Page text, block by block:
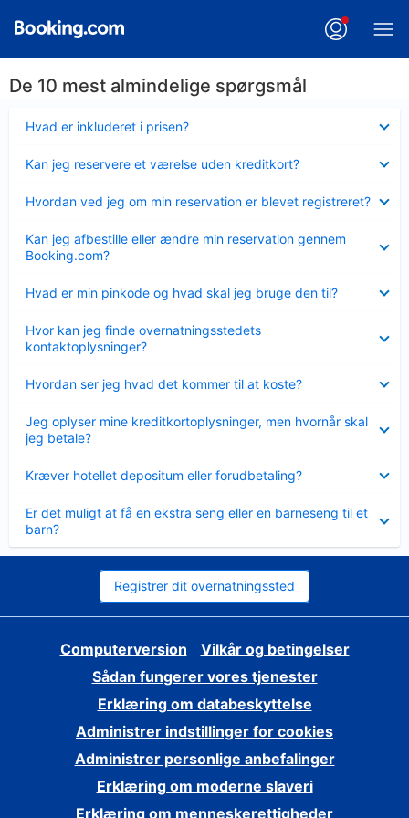
De 10 mest almindelige spørgsmål
Hvad er inkluderet i prisen?
Kan jeg reservere et værelse uden kreditkort?
Hvordan ved jeg om min reservation er blevet registreret?
Kan jeg afbestille eller ændre min reservation gennem
Booking.com?
Hvad er min pinkode og hvad skal jeg bruge den til?
Hvor kan jeg finde overnatningsstedets
kontaktoplysninger?
Hvordan ser jeg hvad det kommer til at koste?
Jeg oplyser mine kreditkortoplysninger, men hvornår skal
jeg betale?
Kræver hotellet depositum eller forudbetaling?
Er det muligt at få en ekstra seng eller en barneseng til et
barn?
Registrer dit overnatningssted
Computerversion
Vilkår og betingelser
Sådan fungerer vores tjenester
Erklæring om databeskyttelse
Administrer indstillinger for cookies
Administrer personlige anbefalinger
Erklæring om moderne slaveri
Erklæring om menneskerettigheder